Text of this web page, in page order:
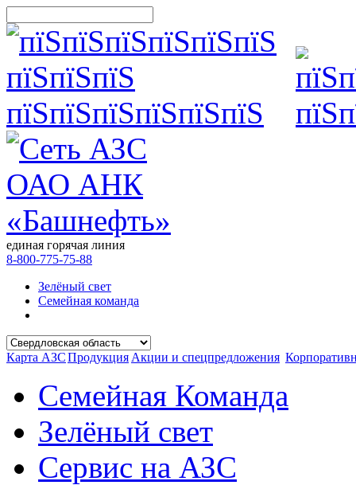
единая горячая линия
8-800-775-75-88
Зелёный свет
Семейная команда
Карта АЗСПродукция Акции и спецпредложения
Семейная Команда
Зелёный свет
Сервис на АЗС